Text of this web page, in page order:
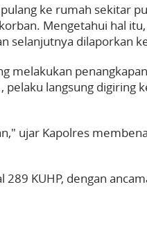
ke rumah sekitar
Mengetahui hal
selanjutnya dilaporkan
melakukan
pelaku langsung digiring
ujar Kapolres
KUHP, dengan